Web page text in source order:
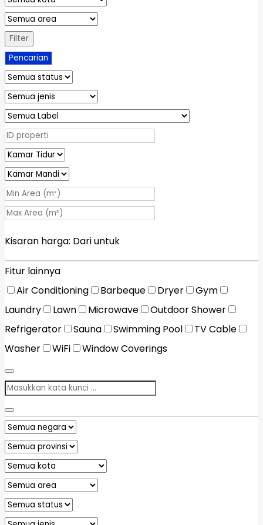
Filter
Pencarian
Kisaran harga: Dariuntuk
Fitur lainnya
Air Conditioning
Barbeque Dryer
Gym
Laundry
Lawn Microwave
Outdoor Shower
Refrigerator
Sauna Swimming Pool
TV Cable
Washer
WiFi Window Coverings